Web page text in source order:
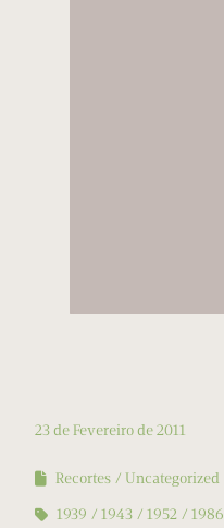
23 de Fevereiro de 2011
Recortes
Uncategorized
1939
1943 1952 1986